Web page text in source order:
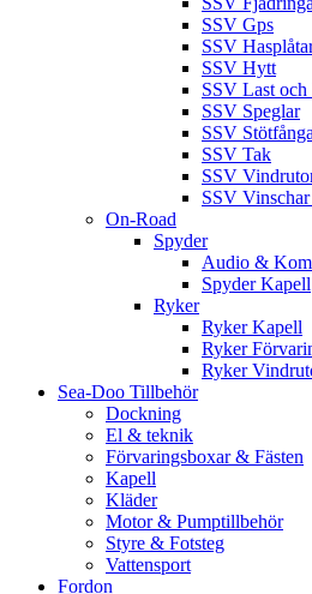
SSV Gps
SSV
SSV Hytt
SSV Last
SSV Speglar
SSV
SSV Tak
SSV
SSV
On-Road
Spyder
Audio &
Spyder Kapell
Ryker
Ryker Kapell
Ryker
Ryker
Sea-Doo Tillbehör
Dockning
El & teknik
Förvaringsboxar & Fästen
Kapell
Kläder
Motor & Pumptillbehör
Styre & Fotsteg
Vattensport
Fordon